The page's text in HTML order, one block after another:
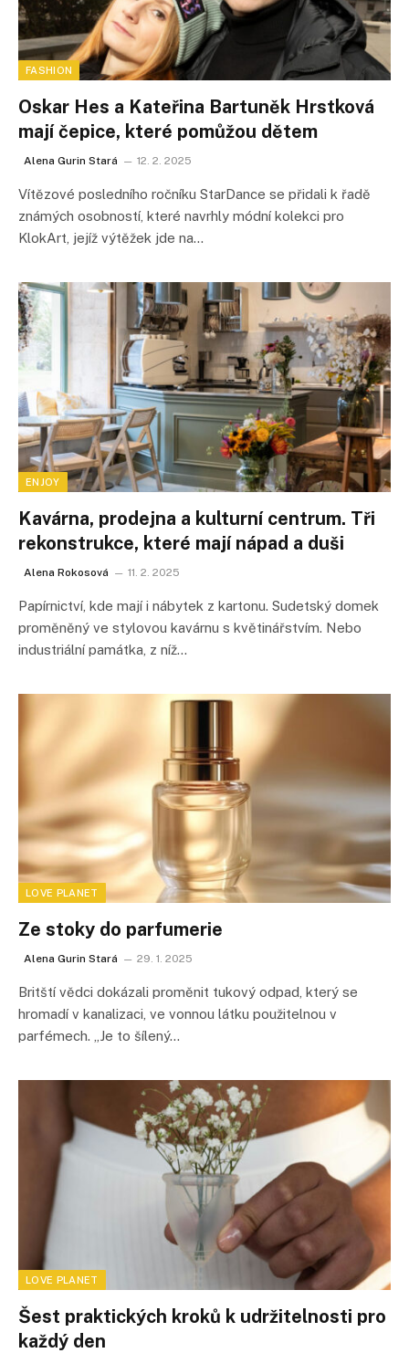
FASHION
Oskar Hes a Kateřina Bartuněk Hrstková
mají čepice, které pomůžou dětem
Alena Gurin Stará 12. 2. 2025
Vítězové posledního ročníku StarDance se přidali k řadě
známých osobností, které navrhly módní kolekci pro
KlokArt, jejíž výtěžek jde na…
ENJOY
Kavárna, prodejna a kulturní centrum. Tři
rekonstrukce, které mají nápad a duši
Alena Rokosová 11. 2. 2025
Papírnictví, kde mají i nábytek z kartonu. Sudetský domek
proměněný ve stylovou kavárnu s květinářstvím. Nebo
industriální památka, z níž…
LOVE PLANET
Ze stoky do parfumerie
Alena Gurin Stará 29. 1. 2025
Britští vědci dokázali proměnit tukový odpad, který se
hromadí v kanalizaci, ve vonnou látku použitelnou v
parfémech. „Je to šílený…
LOVE PLANET
Šest praktických kroků k udržitelnosti pro
každý den